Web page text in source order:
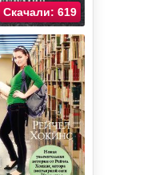
Скачали: 619